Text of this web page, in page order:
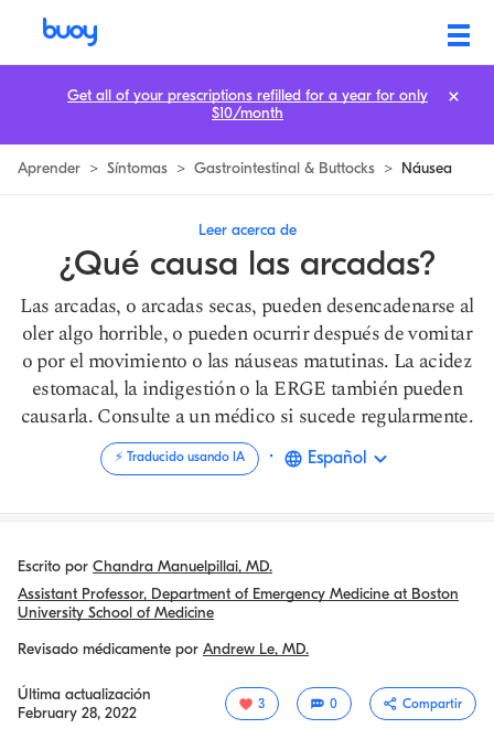
Aprender > Síntomas > Gastrointestinal & Buttocks > Náusea
Leer acerca de
¿Qué causa las arcadas?
Las arcadas, o arcadas secas, pueden desencadenarse al
oler algo horrible, o pueden ocurrir después de vomitar
o por el movimiento o las náuseas matutinas. La acidez
estomacal, la indigestión o la ERGE también pueden
causarla. Consulte a un médico si sucede regularmente.
⚡️ Traducido usando IA · Español
Escrito por Chandra Manuelpillai, MD.
Assistant Professor, Department of Emergency Medicine at Boston
University School of Medicine
Revisado médicamente por Andrew Le, MD.
Última actualización
February 28, 2022
3 0 Compartir
Get all of your prescriptions refilled for a year for only
$10/month